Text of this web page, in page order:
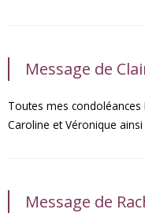
Message de
Toutes mes condoléances
Caroline et Véronique
Message de